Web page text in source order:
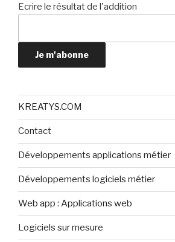
Ecrire le résultat de l'addition
Je m'abonne
KREATYS.COM
Contact
Développements applications métier
Développements logiciels métier
Web app : Applications web
Logiciels sur mesure